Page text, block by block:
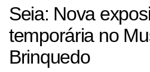
Seia: Nova
temporária no
Brinquedo